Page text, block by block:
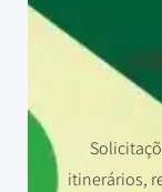
itinerários,